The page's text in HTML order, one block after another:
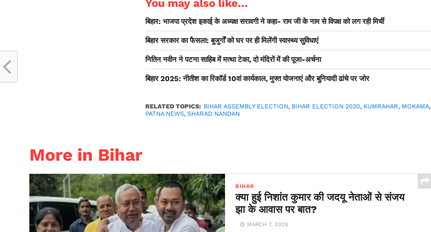
You may also like...
बिहार: भाजपा प्रदेश इकाई के अध्यक्ष सरावगी ने कहा- राम जी के नाम से विपक्ष को लग रही मिर्ची
बिहार सरकार का फैसला: बुजुर्गों को घर पर ही मिलेंगी स्वास्थ्य सुविधाएं
नितिन नवीन ने पटना साहिब में मत्था टेका, दो मंदिरों में की पूजा-अर्चना
बिहार 2025: नीतीश का रिकॉर्ड 10वां कार्यकाल, मुफ्त योजनाएं और बुनियादी ढांचे पर जोर
RELATED TOPICS: BIHAR ASSEMBLY ELECTION, BIHAR ELECTION 2020, KUMRAHAR, MOKAMA,
PATNA NEWS,SHARAD NANDAN
More in Bihar
BIHAR
क्या हुई निशांत कुमार की जदयू नेताओं से संजय
झा के आवास पर बात?
MARCH 7, 2026